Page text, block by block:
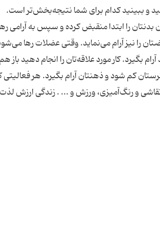
و ببینید کدام برای شما نتیجه‌بخش‌تر است.
را ابتدا منقبض کرده و سپس به آرامی
را نیز آرام می‌نماید. وقتی عضلات رها
بگیرد. کار مورد علاقه‌تان را انجام دهید باز
کم شود و ذهنتان آرام بگیرد. هر فعالیتی
و رنگ‌آمیزی، ورزش و ... . زندگی ارزش